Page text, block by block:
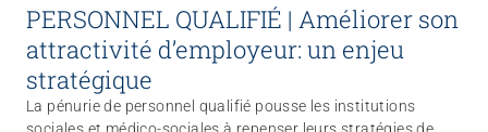
PERSONNEL QUALIFIÉ | Améliorer son
attractivité d’employeur: un enjeu
stratégique
La pénurie de personnel qualifié pousse les institutions